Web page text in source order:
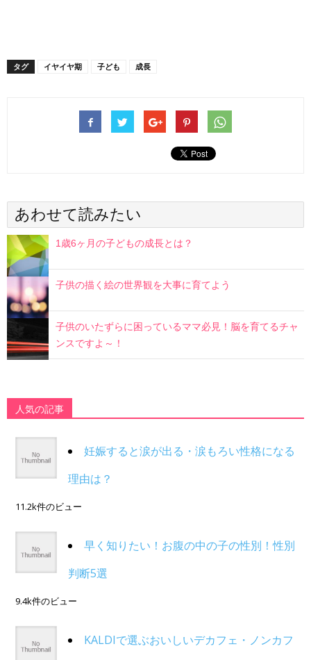
タグ イヤイヤ期 子ども 成長
あわせて読みたい
1歳6ヶ月の子どもの成長とは？
子供の描く絵の世界観を大事に育てよう
子供のいたずらに困っているママ必見！脳を育てるチャ
ンスですよ～！
人気の記事
妊娠すると涙が出る・涙もろい性格になる
理由は？
11.2k件のビュー
早く知りたい！お腹の中の子の性別！性別
判断5選
9.4k件のビュー
KALDIで選ぶおいしいデカフェ・ノンカフ